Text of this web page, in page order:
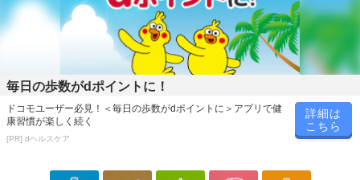
毎日の歩数がdポイントに！
ドコモユーザー必見！＜毎日の歩数がdポイントに＞アプリで健
康習慣が楽しく続く
[PR] dヘルスケア
詳細は
こちら